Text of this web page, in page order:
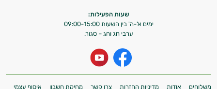
שעות הפעילות:
ימים א'-ה' בין השעות 09:00-15:00
ערבי חג וחג – סגור.
משלוחים אודות מדיניות החזרות צרו קשר מחיקת חשבון איסוף עצמי